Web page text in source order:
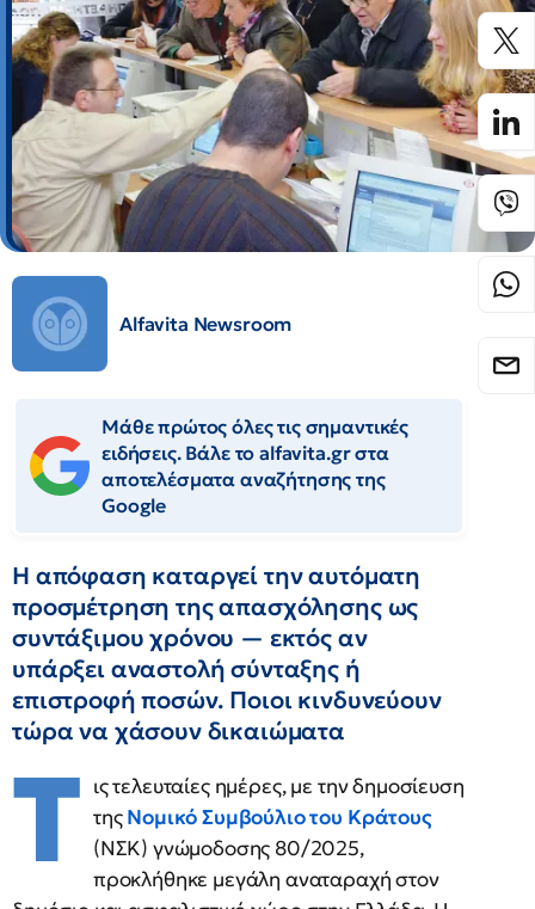
Alfavita Newsroom
Μάθε πρώτος όλες τις σημαντικές
ειδήσεις. Βάλε το alfavita.gr στα
αποτελέσματα αναζήτησης της
Google
Η απόφαση καταργεί την αυτόματη
προσμέτρηση της απασχόλησης ως
συντάξιμου χρόνου — εκτός αν
υπάρξει αναστολή σύνταξης ή
επιστροφή ποσών. Ποιοι κινδυνεύουν
τώρα να χάσουν δικαιώματα
Τ ις τελευταίες ημέρες, με την δημοσίευση
τηςΝομικό Συμβούλιο του Κράτους
(ΝΣΚ) γνώμοδοσης 80/2025,
προκλήθηκε μεγάλη αναταραχή στον